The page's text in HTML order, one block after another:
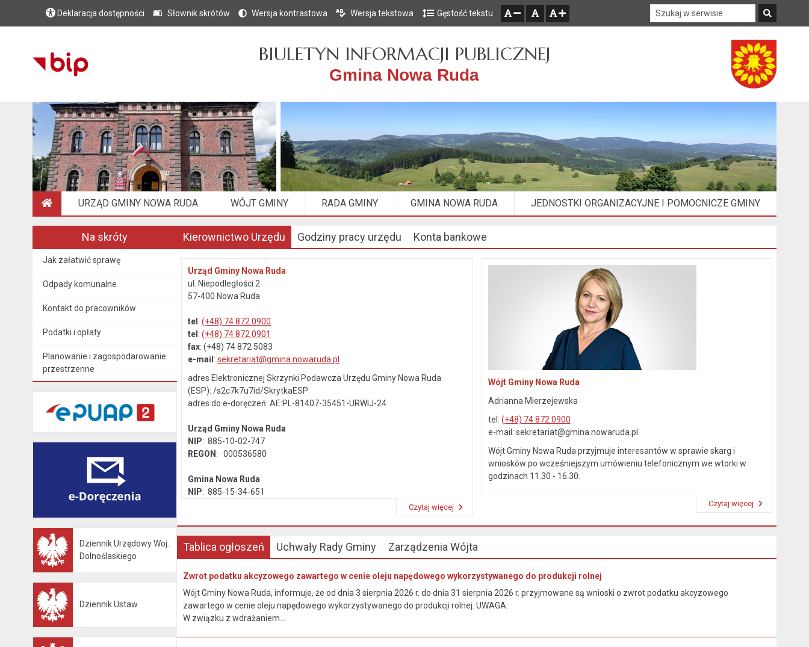
Przejdź do głównego menu
Przejdź do treści
Przejdź do mapy serwisu
Deklaracja dostępności Słownik skrótów Wersja kontrastowa Wersja tekstowa Gęstość tekstu
BIULETYN INFORMACJI PUBLICZNEJ
Gmina Nowa Ruda
URZĄD GMINY NOWA RUDA WÓJT GMINY RADA GMINY GMINA NOWA RUDA JEDNOSTKI ORGANIZACYJNE I POMOCNICZE GMINY
Na skróty
Jak załatwić sprawę
Odpady komunalne
Kontakt do pracowników
Podatki i opłaty
Planowanie i zagospodarowanie
przestrzenne
Dziennik Urzędowy Woj.
Dolnoślaskiego
Dziennik Ustaw
Kierownictwo Urzędu Godziny pracy urzędu Konta bankowe
Urząd Gminy Nowa Ruda
ul. Niepodległości 2
57-400 Nowa Ruda
tel :(+48) 74 872 0900
tel :(+48) 74 872 0901
fax: (+48) 74 872 5083
e-mail :sekretariat@gmina.nowaruda.pl
adres Elektronicznej Skrzynki Podawcza Urzędu Gminy Nowa Ruda
(ESP): /s2c7k7u7id/SkrytkaESP
adres do e-doręczeń: AE:PL-81407-35451-URWIJ-24
Urząd Gminy Nowa Ruda
NIP: 885-10-02-747
REGON : 000536580
Gmina Nowa Ruda
NIP: 885-15-34-651
Czytaj więcej
Wójt Gminy Nowa Ruda
Adrianna Mierzejewska
tel: (+48) 74 872 0900
e-mail: sekretariat@gmina.nowaruda.pl
Wójt Gminy Nowa Ruda przyjmuje interesantów w sprawie skarg i
wniosków po wcześniejszym umówieniu telefonicznym we wtorki w
godzinach 11.30 - 16.30.
Czytaj więcej
Tablica ogłoszeń Uchwały Rady Gminy Zarządzenia Wójta
Zwrot podatku akcyzowego zawartego w cenie oleju napędowego wykorzystywanego do produkcji rolnej
Wójt Gminy Nowa Ruda, informuje, że od dnia 3 sierpnia 2026 r. do dnia 31 sierpnia 2026 r. przyjmowane są wnioski o zwrot podatku akcyzowego
zawartego w cenie oleju napędowego wykorzystywanego do produkcji rolnej. UWAGA:
W związku z wdrażaniem...